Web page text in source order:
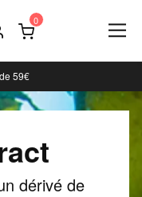
59€
dérivé de